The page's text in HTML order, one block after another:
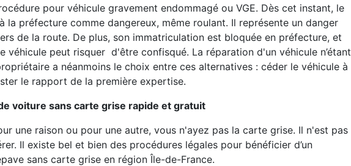
pour véhicule gravement endommagé ou VGE. Dès cet instant, le
la préfecture comme dangereux, même roulant. Il représente un danger
de la route. De plus, son immatriculation est bloquée en préfecture, et
véhicule peut risquer d'être confisqué. La réparation d'un véhicule n’étant
a néanmoins le choix entre ces alternatives : céder le véhicule à
le rapport de la première expertise.
voiture sans carte grise rapide et gratuit
une raison ou pour une autre, vous n'ayez pas la carte grise. Il n'est pas
Il existe bel et bien des procédures légales pour bénéficier d’un
sans carte grise en région Île-de-France.